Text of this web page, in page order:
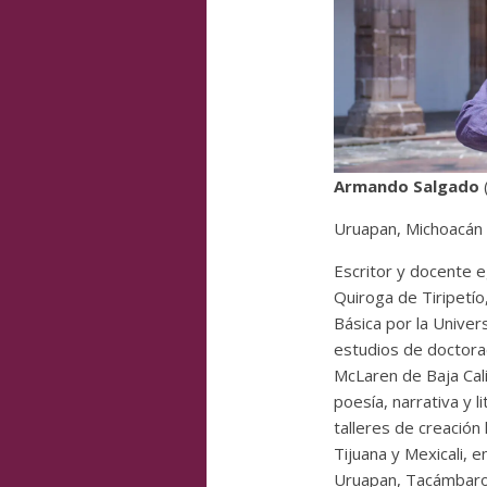
Armando Salgado
Uruapan,
Escritor y docente
Quiroga de
Básica por la
estudios de
McLaren de Baja
poesía, narrativa y
talleres de creación
Tijuana y Mexicali,
Uruapan,